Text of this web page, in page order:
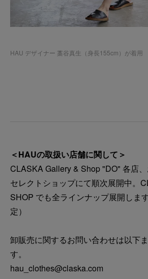
HAU デザイナー 藁谷真生（身長155cm）が着用
＜HAUの取扱い店舗に関して＞
CLASKA Gallery & Shop "DO" 各店
セレクトショップにて順次展開中。
SHOP でも全ラインナップ展開しま
定）
卸販売に関するお問い合わせは以下
す。
hau_clothes@claska.com